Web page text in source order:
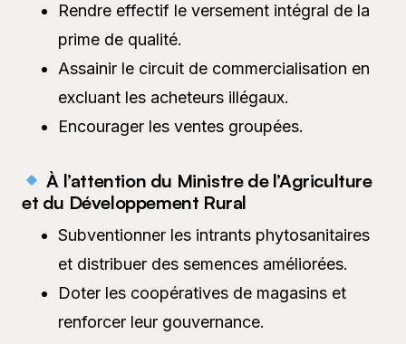
Rendre effectif le versement intégral de la
prime de qualité.
Assainir le circuit de commercialisation en
excluant les acheteurs illégaux.
Encourager les ventes groupées.
À l’attention du Ministre de l’Agriculture
et du Développement Rural
Subventionner les intrants phytosanitaires
et distribuer des semences améliorées.
Doter les coopératives de magasins et
renforcer leur gouvernance.